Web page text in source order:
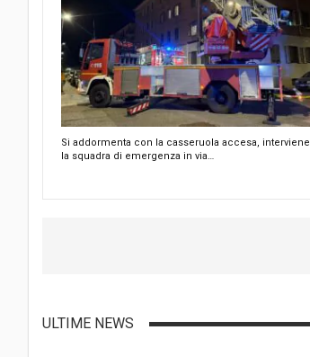
Si addormenta con la casseruola accesa, interviene
la squadra di emergenza in via…
ULTIME NEWS